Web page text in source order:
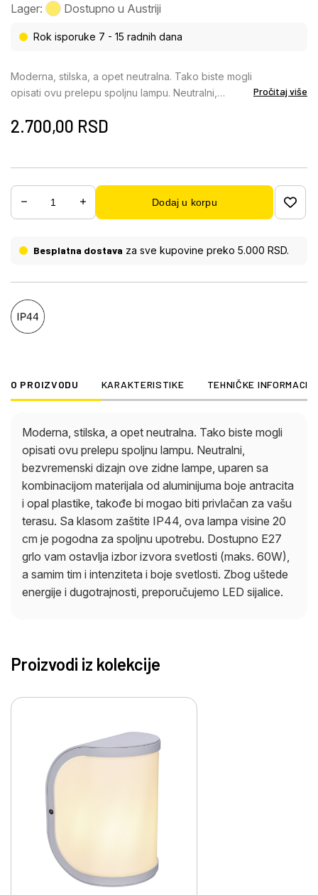
Lager:
Dostupno u Austriji
Rok isporuke 7 - 15 radnih dana
Moderna, stilska, a opet neutralna. Tako biste mogli
opisati ovu prelepu spoljnu lampu. Neutralni,
kombinacijom materijala od aluminijuma boje
upotrebu. Dostupno E27 grlo vam ostavlja izbor
izvora svetlosti (maks. 60W), a samim tim i
intenziteta i boje svetlosti. Zbog uštede energije i
Pročitaj više
2.700,00 RSD
Dodaj u korpu
Besplatna dostava za sve kupovine preko 5.000 RSD.
O PROIZVODU KARAKTERISTIKE TEHNIČKE
Moderna, stilska, a opet neutralna. Tako biste mogli
opisati ovu prelepu spoljnu lampu. Neutralni,
bezvremenski dizajn ove zidne lampe, uparen sa
kombinacijom materijala od aluminijuma boje antracita
i opal plastike, takođe bi mogao biti privlačan za vašu
terasu. Sa klasom zaštite IP44, ova lampa visine 20
cm je pogodna za spoljnu upotrebu. Dostupno E27
grlo vam ostavlja izbor izvora svetlosti (maks. 60W),
a samim tim i intenziteta i boje svetlosti. Zbog uštede
energije i dugotrajnosti, preporučujemo LED sijalice.
Proizvodi iz kolekcije